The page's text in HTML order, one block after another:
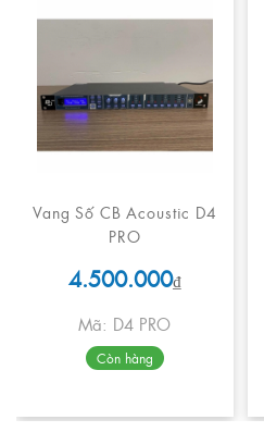
Vang Số CB Acoustic D4
PRO
4.500.000₫
Mã: D4 PRO
Còn hàng